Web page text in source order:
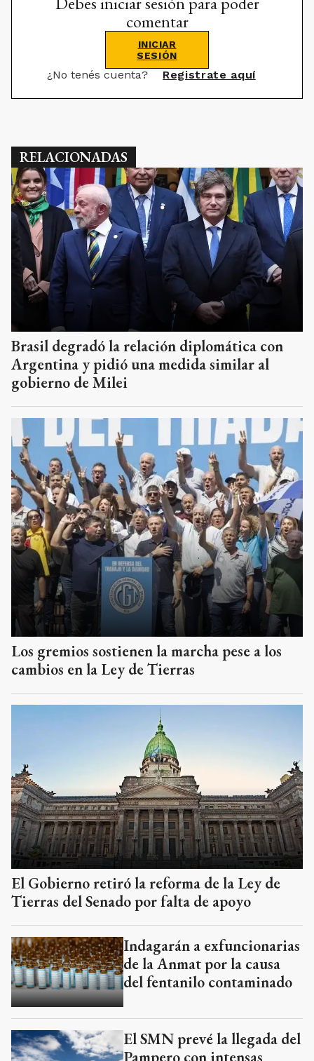
comentar
INICIAR
SESIÓN
¿No tenés cuenta? Registrate aquí
RELACIONADAS
Brasil degradó la relación diplomática con
Argentina y pidió una medida similar al
gobierno de Milei
Los gremios sostienen la marcha pese a los
cambios en la Ley de Tierras
El Gobierno retiró la reforma de la Ley de
Tierras del Senado por falta de apoyo
Indagarán a exfuncionarias
de la Anmat por la causa
del fentanilo contaminado
El SMN prevé la llegada del
Pampero con intensas